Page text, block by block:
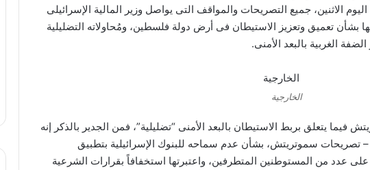
الاثنين، جميع التصريحات والمواقف التى يواصل وزير المالية الإسرائيلى
بشأن تعميق وتعزيز الاستيطان فى أرض دولة فلسطين، ومُحاولاته التضليلية
الغربية بالبعد الأمنى.
الخارجية
فيما يتعلق بربط الاستيطان بالبعد الأمنى “تضليلية”، فمن الجدير بالذكر إنه
سموتريتش، بشأن عدم سماحه للبنوك الإسرائيلية بتطبيق
على عدد من المستوطنين المتطرفين، واعتبرتها استخفافاً بقرارات الشرعية